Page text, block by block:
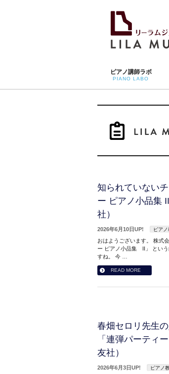
ピアノ講師ラボ
PIANO LABO
知られていない
ー ピアノ小品集
社）
2026年6月10日UP! ピア
おはようございます。 株式
ー ピアノ小品集 II」 という
すね。 今 …
READ MORE
春畑セロリ先生
「連弾パーティ
友社）
2026年6月3日UP! ピアノ